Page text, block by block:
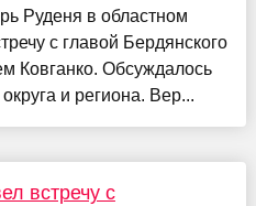
Руденя в областном
с главой Бердянского
Ковганко. Обсуждалось
и региона. Вер...
встречу с